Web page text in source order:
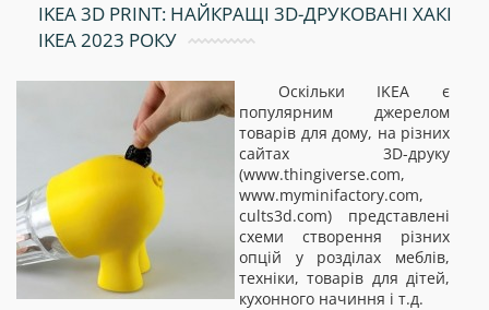
IKEA 3D PRINT: НАЙКРАЩІ 3D-ДРУКОВАНІ ХАКІ
IKEA 2023 РОКУ
Оскільки IKEA є
популярним джерелом
товарів для дому, на різних
сайтах 3D-друку
(www.thingiverse.com,
www.myminifactory.com,
cults3d.com) представлені
схеми створення різних
опцій у розділах меблів,
техніки, товарів для дітей,
кухонного начиння і т.д.